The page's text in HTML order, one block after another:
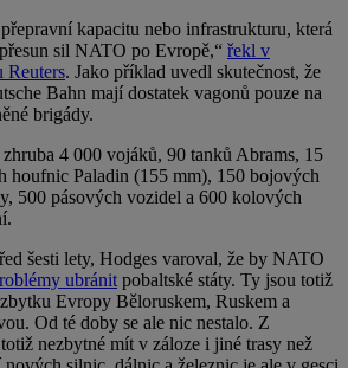
kapacitu nebo infrastrukturu, která
sil NATO po Evropě,“ řekl v
Reuters. Jako příklad uvedl skutečnost, že
Bahn mají dostatek vagonů pouze na
brigády.
zhruba 4 000 vojáků, 90 tanků Abrams, 15
houfnic Paladin (155 mm), 150 bojových
500 pásových vozidel a 600 kolových
šesti lety, Hodges varoval, že by NATO
ubránit pobaltské státy. Ty jsou totiž
Evropy Běloruskem, Ruskem a
Od té doby se ale nic nestalo. Z
nezbytné mít v záloze i jiné trasy než